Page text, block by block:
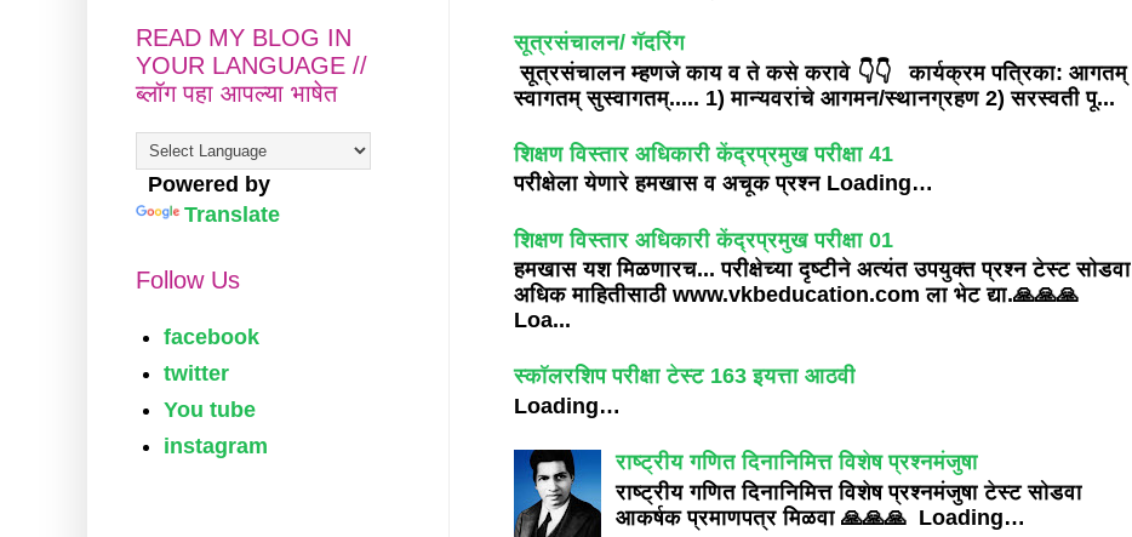
सूत्रसंचालन/ गॅदरिंग
सूत्रसंचालन म्हणजे काय व ते कसे करावे 👇👇 कार्यक्रम पत्रिका: आगतम्
स्वागतम् सुस्वागतम्..... 1) मान्यवरांचे आगमन/स्थानग्रहण 2) सरस्वती पू...
शिक्षण विस्तार अधिकारी केंद्रप्रमुख परीक्षा 41
परीक्षेला येणारे हमखास व अचूक प्रश्न Loading…
शिक्षण विस्तार अधिकारी केंद्रप्रमुख परीक्षा 01
हमखास यश मिळणारच... परीक्षेच्या दृष्टीने अत्यंत उपयुक्त प्रश्न टेस्ट सोडवा
अधिक माहितीसाठी www.vkbeducation.com ला भेट द्या.🙏🙏🙏
Loa...
स्कॉलरशिप परीक्षा टेस्ट 163 इयत्ता आठवी
Loading…
राष्ट्रीय गणित दिनानिमित्त विशेष प्रश्नमंजुषा
राष्ट्रीय गणित दिनानिमित्त विशेष प्रश्नमंजुषा टेस्ट सोडवा
आकर्षक प्रमाणपत्र मिळवा 🙏🙏🙏 Loading…
READ MY BLOG IN
YOUR LANGUAGE //
ब्लॉग पहा आपल्या भाषेत
Powered by
Translate
Follow Us
facebook
twitter
You tube
instagram